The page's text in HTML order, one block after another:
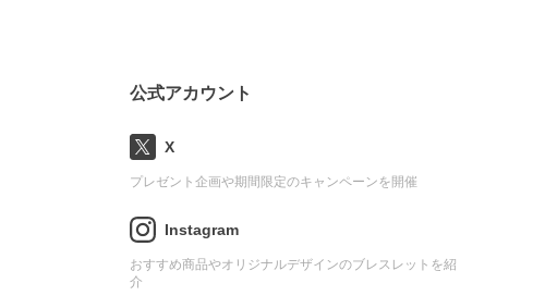
公式アカウント
X
プレゼント企画や期間限定のキャンペーンを開催
Instagram
おすすめ商品やオリジナルデザインのブレスレットを紹
介